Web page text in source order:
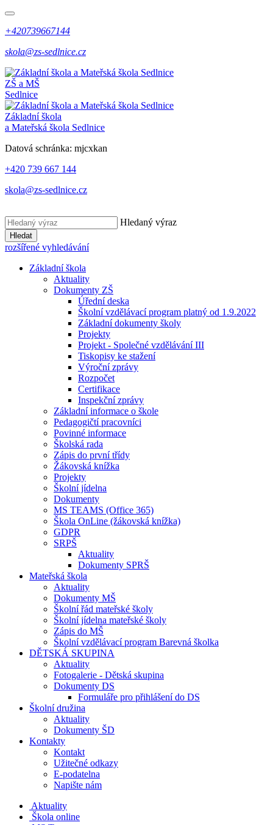
+420739667144
skola@zs-sedlnice.cz
ZŠ a MŠ
Sedlnice
Základní škola
a Mateřská škola Sedlnice
Datová schránka: mjcxkan
+420 739 667 144
skola@zs-sedlnice.cz
Hledaný výraz
Hledat
rozšířené vyhledávání
Základní škola
Aktuality
Dokumenty ZŠ
Úřední deska
Školní vzdělávací program platný od 1.9.2022
Základní dokumenty školy
Projekty
Projekt - Společné vzdělávání III
Tiskopisy ke stažení
Výroční zprávy
Rozpočet
Certifikace
Inspekční zprávy
Základní informace o škole
Pedagogičtí pracovníci
Povinné informace
Školská rada
Zápis do první třídy
Žákovská knížka
Projekty
Školní jídelna
Dokumenty
MS TEAMS (Office 365)
Škola OnLine (žákovská knížka)
GDPR
SRPŠ
Aktuality
Dokumenty SPRŠ
Mateřská škola
Aktuality
Dokumenty MŠ
Školní řád mateřské školy
Školní jídelna mateřské školy
Zápis do MŠ
Školní vzdělávací program Barevná školka
DĚTSKÁ SKUPINA
Aktuality
Fotogalerie - Dětská skupina
Dokumenty DS
Formuláře pro přihlášení do DS
Školní družina
Aktuality
Dokumenty ŠD
Kontakty
Kontakt
Užitečné odkazy
E-podatelna
Napište nám
Aktuality
Škola online